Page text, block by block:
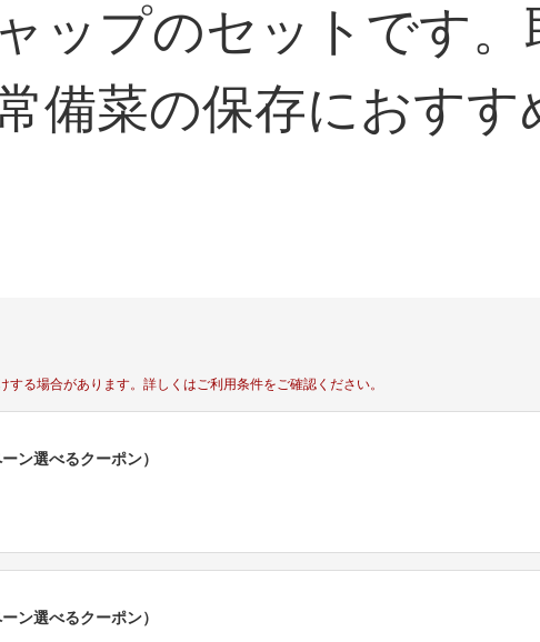
ップのセットです
備菜の保存におすす
する場合があります。詳しくはご利用条件をご確認ください。
ン選べるクーポン）
ン選べるクーポン）